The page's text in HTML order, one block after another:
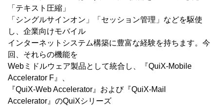
「テキスト圧縮」
「シングルサインオン」「セッション管理」などを駆使
し、企業向けモバイル
インターネットシステム構築に豊富な経験を持ちます。今
回、それらの機能を
Webミドルウェア製品として統合し、『QuiX-Mobile
Accelerator F』、
『QuiX-Web Accelerator』および『QuiX-Mail
Accelerator』のQuiXシリーズ